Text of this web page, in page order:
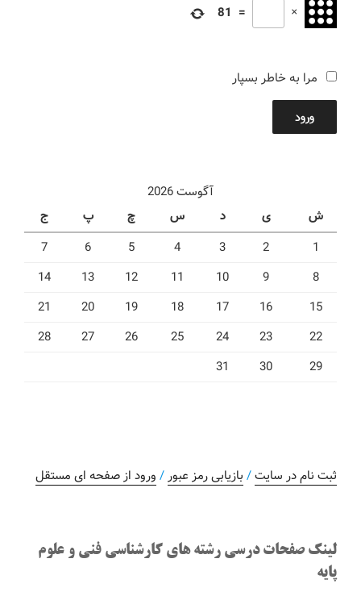
×
=
81
مرا به خاطر بسپار
ورود
آگوست 2026
ش
ی د س چ پ
ج
1
2
3
4
5
6
7
8
9
10
11
12
13
14
15
16
17
18
19
20
21
22
23
24
25
26
27
28
29
30
31
ثبت نام در سایت/ بازیابی رمز عبور / ورود از صفحه ای مستقل
لینک صفحات درسی رشته های کارشناسی فنی و علوم
پایه